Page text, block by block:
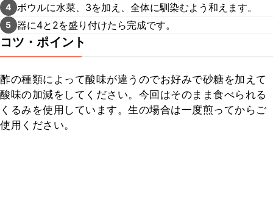
4 ボウルに水菜、3を加え、全体に馴染むよう和えます。
5 器に4と2を盛り付けたら完成です。
コツ・ポイント
酢の種類によって酸味が違うのでお好みで砂糖を加えて
酸味の加減をしてください。今回はそのまま食べられる
くるみを使用しています。生の場合は一度煎ってからご
使用ください。